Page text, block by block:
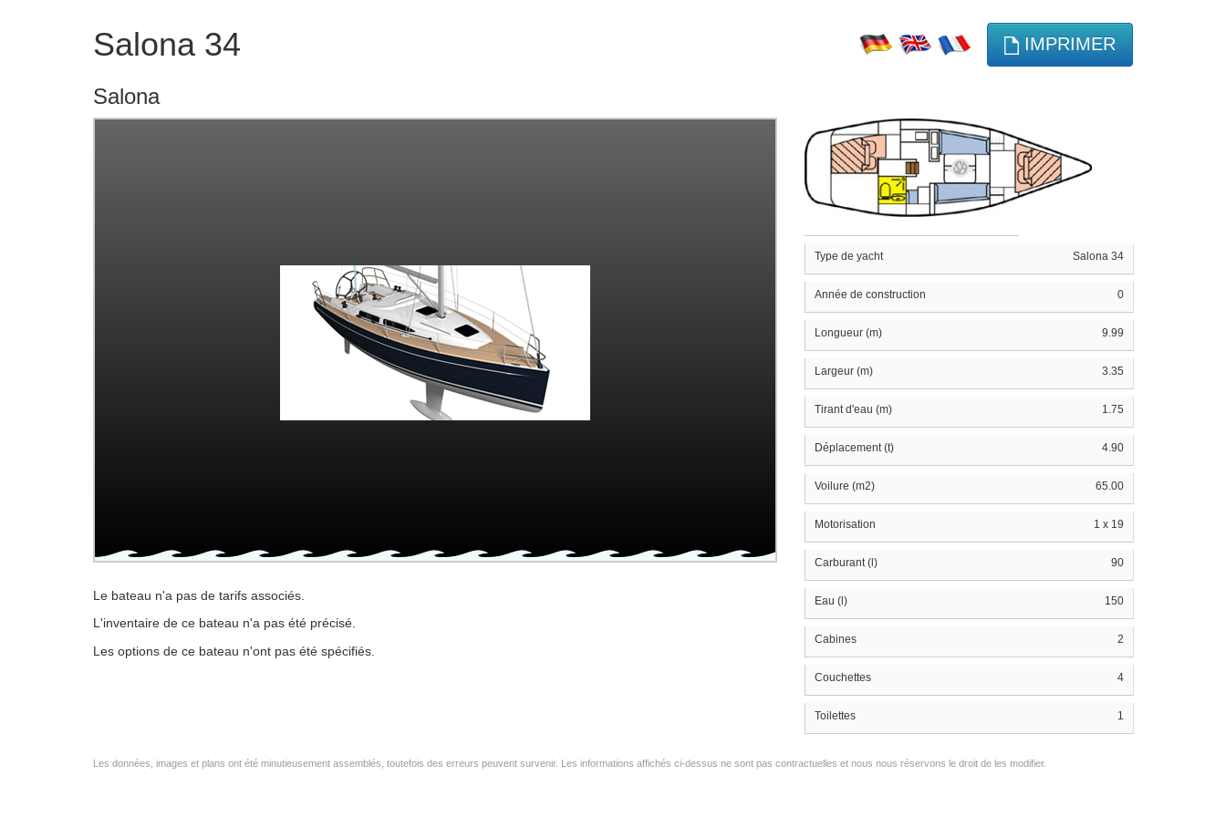
Salona 34 IMPRIMER
Salona
Le bateau n'a pas de tarifs associés.
L'inventaire de ce bateau n'a pas été précisé.
Les options de ce bateau n'ont pas été spécifiés.
Type de yacht Salona 34
Année de construction 0
Longueur (m) 9.99
Largeur (m) 3.35
Tirant d'eau (m) 1.75
Déplacement (t) 4.90
Voilure (m2) 65.00
Motorisation 1 x 19
Carburant (l) 90
Eau (l) 150
Cabines 2
Couchettes 4
Toilettes 1
Les données, images et plans ont été minutieusement assemblés, toutefois des erreurs peuvent survenir. Les informations affichés ci-dessus ne sont pas contractuelles et nous nous réservons le droit de les modifier.